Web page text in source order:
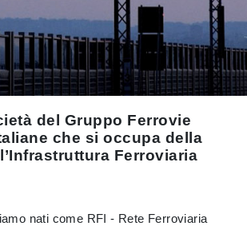
del Gruppo Ferrovie
che si occupa della
Ferroviaria
nati come RFI - Rete Ferroviaria